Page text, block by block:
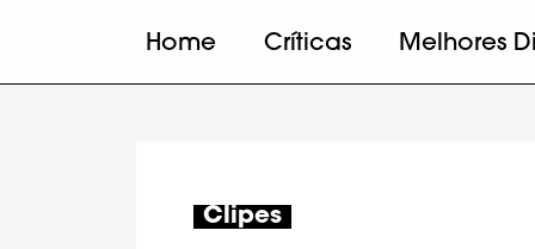
Home Críticas Melhores
Clipes